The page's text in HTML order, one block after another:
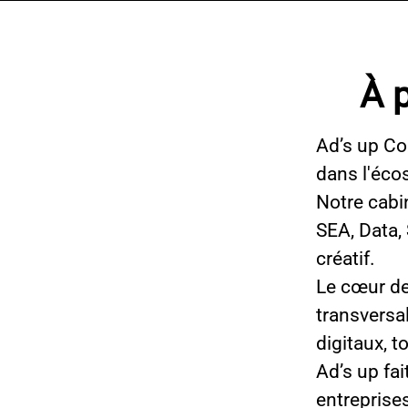
À
Ad’s up
dans
Notre
SEA,
créatif.
Le cœur
digitaux,
Ad’s up